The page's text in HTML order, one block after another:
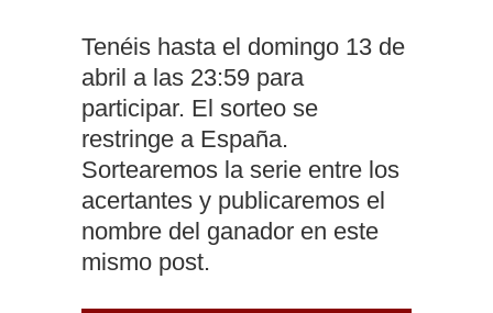
Tenéis hasta el domingo 13 de
abril a las 23:59 para
participar. El sorteo se
restringe a España.
Sortearemos la serie entre los
acertantes y publicaremos el
nombre del ganador en este
mismo post.